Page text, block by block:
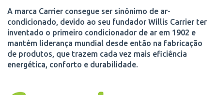
A marca Carrier consegue ser sinônimo de ar-
condicionado, devido ao seu fundador Willis Carrier ter
inventado o primeiro condicionador de ar em 1902 e
mantém liderança mundial desde então na fabricação
de produtos, que trazem cada vez mais eficiência
energética, conforto e durabilidade.